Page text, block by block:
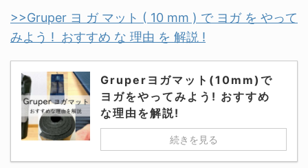
>>Gruper ヨ ガ マット ( 10 mm ) で ヨガ を やって
みよう ! おすすめ な 理由 を 解説 !
Gruperヨガマット(10mm)で
ヨガをやってみよう! おすすめ
な理由を解説!
続きを見る